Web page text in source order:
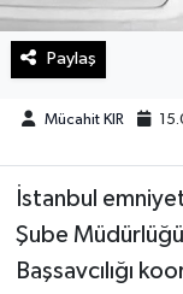
Paylaş
Mücahit KIR
İstanbul
Şube
Başsavcılığı
Sağlık
Spor
Teknoloji
Yaşam